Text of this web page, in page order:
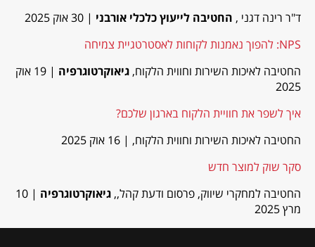
ד"ר רינה דגני , החטיבה לייעוץ כלכלי אורבני | 30 אוק 2025
NPS: להפוך נאמנות לקוחות לאסטרטגיית צמיחה
החטיבה לאיכות השירות וחווית הלקוח, גיאוקרטוגרפיה
| 19 אוק
2025
איך לשפר את חוויית הלקוח בארגון שלכם?
החטיבה לאיכות השירות וחווית הלקוח, | 16 אוק 2025
סקר שוק למוצר חדש
החטיבה למחקרי שיווק, פרסום ודעת קהל,, גיאוקרטוגרפיה
| 10
מרץ 2025